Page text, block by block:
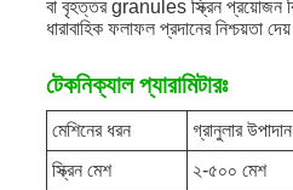
বা বৃহত্তর granules স্ক্রিন প্রয়োজন
ধারাবাহিক ফলাফল প্রদানের নিশ্চয়তা
টেকনিক্যাল প্যারামিটারঃ
মেশিনের ধরন
গ্রানুলার
স্ক্রিন মেশ
২-৫০০ মেশ